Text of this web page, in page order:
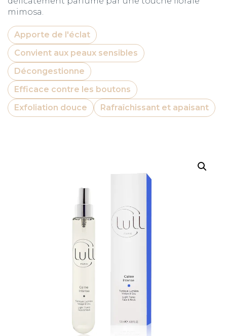
mimosa.
Apporte de l'éclat
Convient aux peaux sensibles
Décongestionne
Efficace contre les boutons
Exfoliation douce
Rafraîchissant et apaisant